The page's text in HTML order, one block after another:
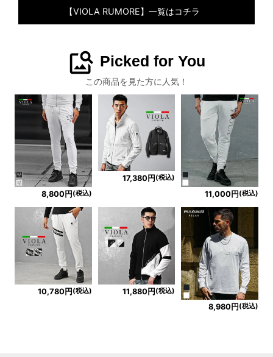
【VIOLA RUMORE】一覧はコチラ
image_search Picked for You
この商品を見た方に人気！
8,800円 (税込)
17,380円 (税込)
11,000円 (税込)
10,780円(税込) 11,880円(税込)
8,980円 (税込)